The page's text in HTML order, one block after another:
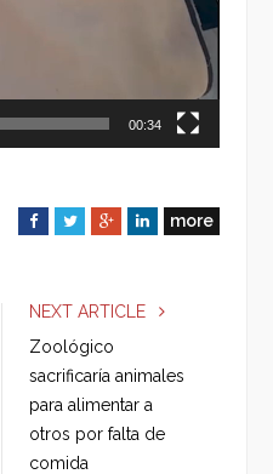
00:34
F
e
o
k
T
e
r
G
g
+
L
I
n
more
NEXT ARTICLE
Zoológico
sacrificaría animales
para alimentar a
otros por falta de
comida